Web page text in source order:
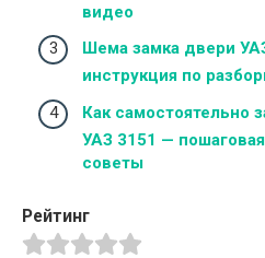
видео
Шема замка двери
инструкция по
Как самостоятельно
УАЗ 3151 —
советы
Рейтинг